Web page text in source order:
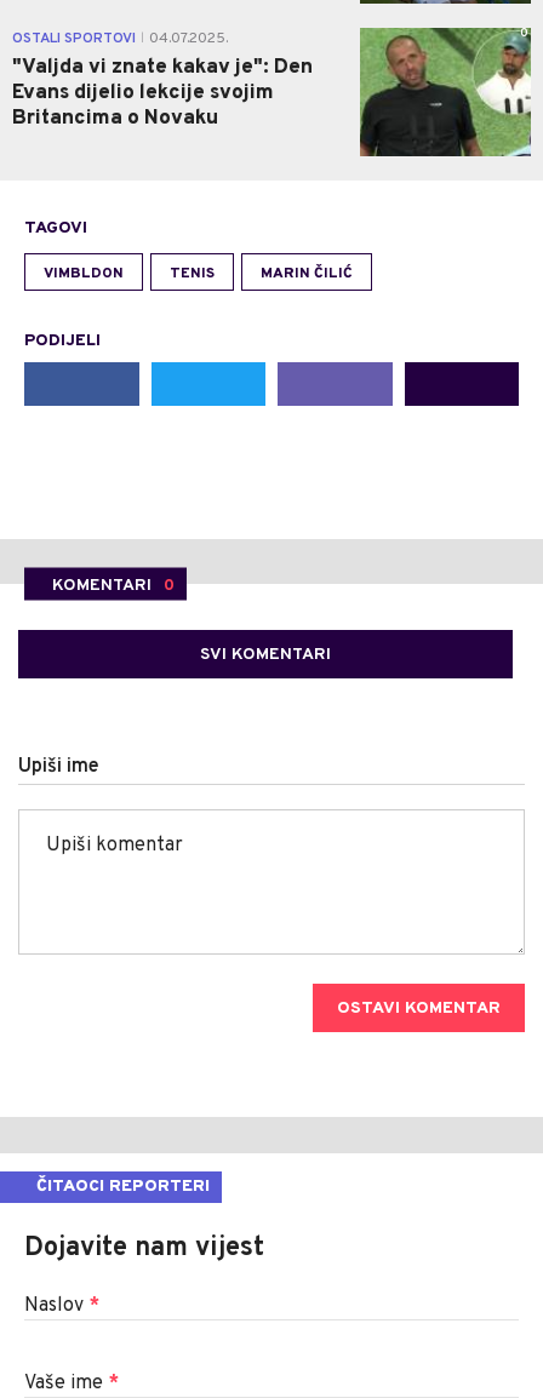
OSTALI SPORTOVI 04.07.2025.
"Valjda vi znate kakav je": Den
Evans dijelio lekcije svojim
Britancima o Novaku
0
TAGOVI
VIMBLDON TENIS MARIN ČILIĆ
PODIJELI
KOMENTARI 0
SVI KOMENTARI
Upiši ime
OSTAVI KOMENTAR
ČITAOCI REPORTERI
Dojavite nam vijest
Naslov *
Vaše ime *